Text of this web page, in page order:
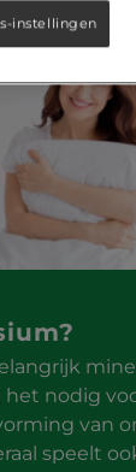
nodig
van
speelt
instellingen